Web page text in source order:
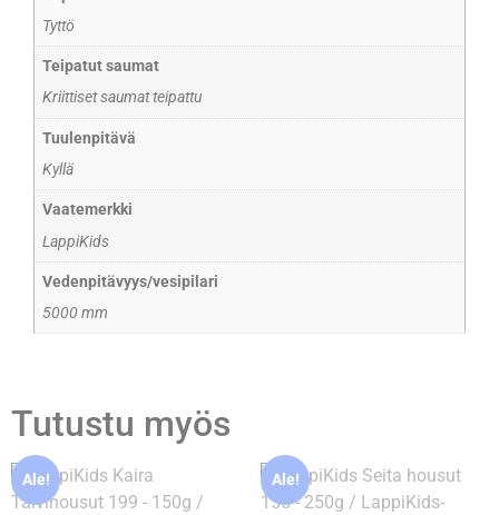
Tyttö
Teipatut saumat
Kriittiset saumat teipattu
Tuulenpitävä
Kyllä
Vaatemerkki
LappiKids
Vedenpitävyys/vesipilari
5000 mm
Tutustu myös
Ale! Ale!